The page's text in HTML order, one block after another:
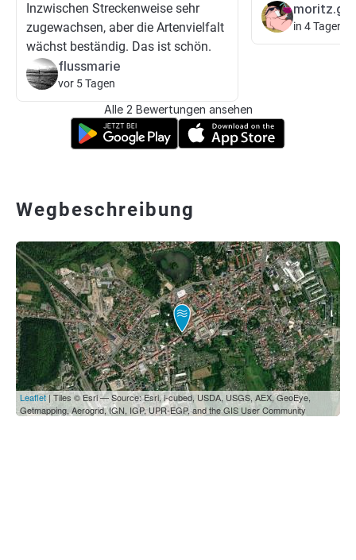
Inzwischen Streckenweise sehr
zugewachsen, aber die Artenvielfalt
wächst beständig. Das ist schön.
flussmarie
vor 5 Tagen
moritz.gth
in 4 Tagen
Alle 2 Bewertungen ansehen
Wegbeschreibung
Leaflet| Tiles © Esri — Source: Esri, i-cubed, USDA, USGS, AEX, GeoEye,
Getmapping, Aerogrid, IGN, IGP, UPR-EGP, and the GIS User Community